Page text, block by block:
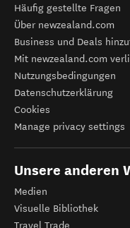
Häufig gestellte Fragen
Über newzealand.com
Business und Deals
Mit newzealand.com
Nutzungsbedingungen
Datenschutzerklärung
Cookies
Manage privacy settings
Unsere anderen
Medien
Visuelle Bibliothek